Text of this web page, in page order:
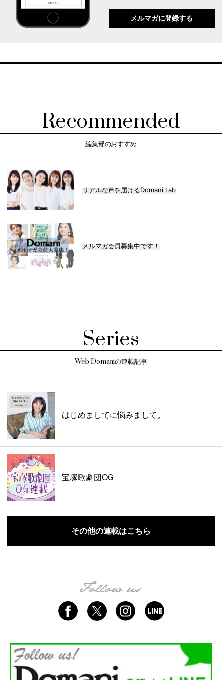
メルマガに登録する
Recommended
編集部のおすすめ
リアルな声を届けるDomani Lab
メルマガ会員募集中です！
Series
Web Domaniの連載記事
はじめましてに悩みまして。
宝塚歌劇団OG
その他の連載はこちら